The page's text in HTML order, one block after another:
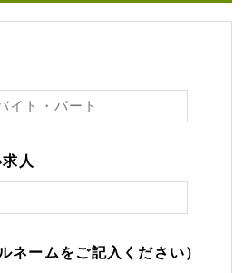
人
ネームをご記入ください）